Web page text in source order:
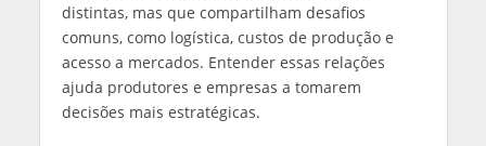
distintas, mas que compartilham desafios
comuns, como logística, custos de produção e
acesso a mercados. Entender essas relações
ajuda produtores e empresas a tomarem
decisões mais estratégicas.